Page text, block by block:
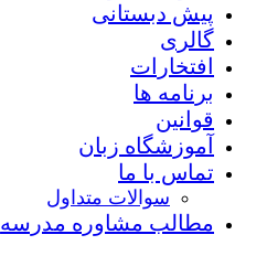
پیش دبستانی
گالری
افتخارات
برنامه ها
قوانین
آموزشگاه زبان
تماس با ما
سوالات متداول
مطالب مشاوره مدرسه